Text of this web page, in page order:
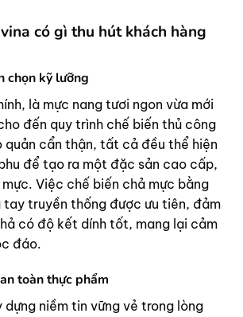
có gì thu hút khách hàng
chọn kỹ lưỡng
là mực nang tươi ngon vừa mới
đến quy trình chế biến thủ công
cẩn thận, tất cả đều thể hiện
để tạo ra một đặc sản cao cấp,
Việc chế biến chả mực bằng
tay truyền thống được ưu tiên, đảm
có độ kết dính tốt, mang lại cảm
đáo.
toàn thực phẩm
niềm tin vững vẻ trong lòng